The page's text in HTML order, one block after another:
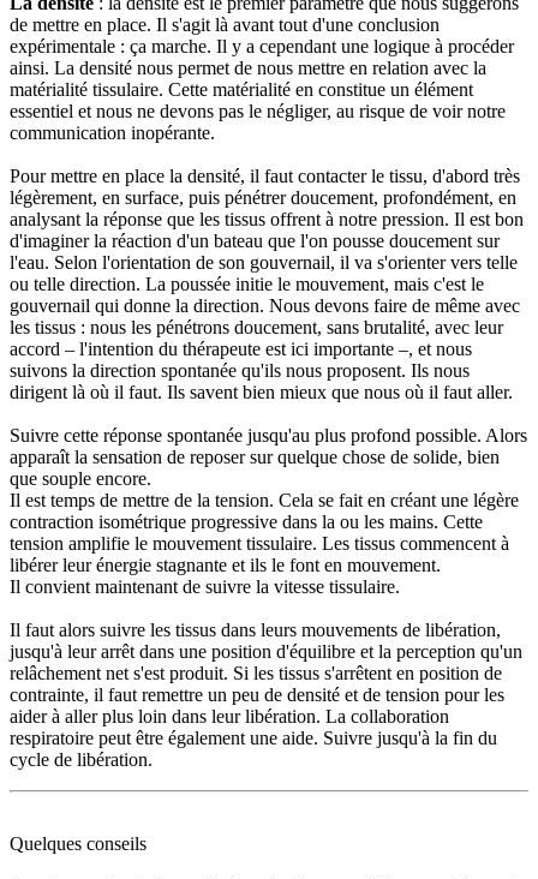
de mettre en place. Il s'agit là avant tout d'une conclusion
expérimentale : ça marche. Il y a cependant une logique à procéder
ainsi. La densité nous permet de nous mettre en relation avec la
matérialité tissulaire. Cette matérialité en constitue un élément
essentiel et nous ne devons pas le négliger, au risque de voir notre
communication inopérante.
Pour mettre en place la densité, il faut contacter le tissu, d'abord très
légèrement, en surface, puis pénétrer doucement, profondément, en
analysant la réponse que les tissus offrent à notre pression. Il est bon
d'imaginer la réaction d'un bateau que l'on pousse doucement sur
l'eau. Selon l'orientation de son gouvernail, il va s'orienter vers telle
ou telle direction. La poussée initie le mouvement, mais c'est le
gouvernail qui donne la direction. Nous devons faire de même avec
les tissus : nous les pénétrons doucement, sans brutalité, avec leur
accord – l'intention du thérapeute est ici importante –, et nous
suivons la direction spontanée qu'ils nous proposent. Ils nous
dirigent là où il faut. Ils savent bien mieux que nous où il faut aller.
Suivre cette réponse spontanée jusqu'au plus profond possible. Alors
apparaît la sensation de reposer sur quelque chose de solide, bien
que souple encore.
Il est temps de mettre de la tension. Cela se fait en créant une légère
contraction isométrique progressive dans la ou les mains. Cette
tension amplifie le mouvement tissulaire. Les tissus commencent à
libérer leur énergie stagnante et ils le font en mouvement.
Il convient maintenant de suivre la vitesse tissulaire.
Il faut alors suivre les tissus dans leurs mouvements de libération,
jusqu'à leur arrêt dans une position d'équilibre et la perception qu'un
relâchement net s'est produit. Si les tissus s'arrêtent en position de
contrainte, il faut remettre un peu de densité et de tension pour les
aider à aller plus loin dans leur libération. La collaboration
respiratoire peut être également une aide. Suivre jusqu'à la fin du
cycle de libération.
Quelques conseils